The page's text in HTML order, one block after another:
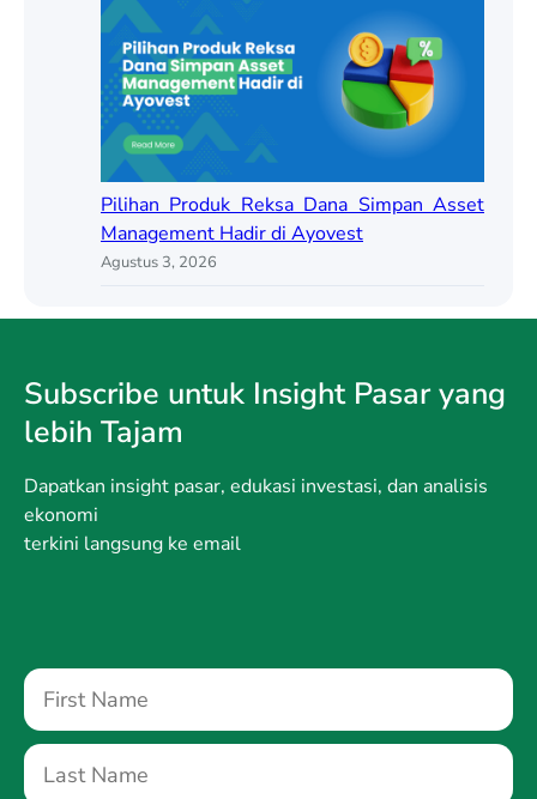
Pilihan Produk Reksa Dana Simpan Asset
Management Hadir di Ayovest
Agustus 3, 2026
Subscribe untuk Insight Pasar yang
lebih Tajam
Dapatkan insight pasar, edukasi investasi, dan analisis
ekonomi
terkini langsung ke email